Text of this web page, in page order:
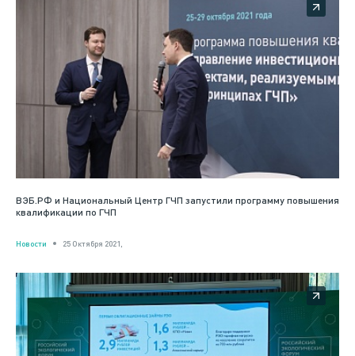
ВЭБ.РФ и Национальный Центр ГЧП запустили программу повышения
квалификации по ГЧП
Новости 25 Октября 2021,